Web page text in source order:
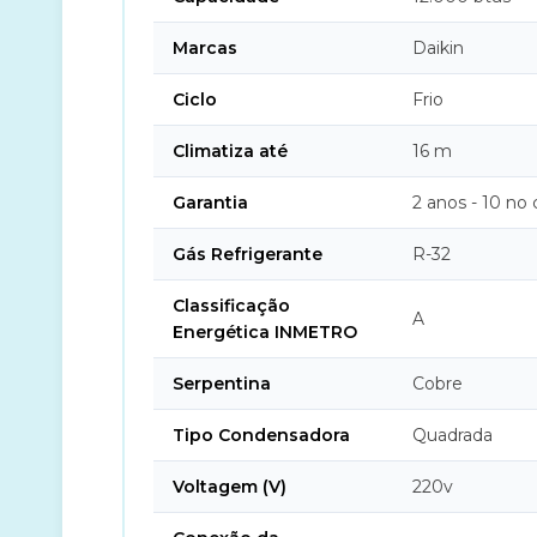
Marcas Daikin
Ciclo Frio
Climatiza até 16 m
Garantia 2 anos - 10 no
Gás Refrigerante R-32
Classificação
Energética INMETRO
A
Serpentina Cobre
Tipo Condensadora Quadrada
Voltagem (V) 220v